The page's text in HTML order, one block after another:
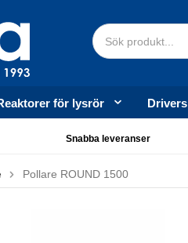
för lysrör Drivers
Snabba leveranser
Pollare ROUND 1500